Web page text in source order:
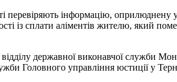
перевіряють інформацію,
із сплати аліментів жителю, який
державної виконавчої служби
Головного управління юстиції у